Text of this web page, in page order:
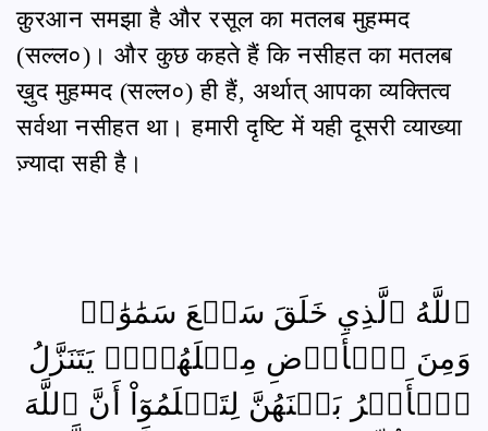
क़ुरआन समझा है और रसूल का मतलब मुहम्मद
(सल्ल०)। और कुछ कहते हैं कि नसीहत का मतलब
ख़ुद मुहम्मद (सल्ल०) ही हैं, अर्थात् आपका व्यक्तित्व
सर्वथा नसीहत था। हमारी दृष्टि में यही दूसरी व्याख्या
ज़्यादा सही है।
ٱللَّهُ ٱلَّذِي خَلَقَ سَبۡعَ سَمَٰوَٰتٖ
وَمِنَ ٱلۡأَرۡضِ مِثۡلَهُنَّۖ يَتَنَزَّلُ
ٱلۡأَمۡرُ بَيۡنَهُنَّ لِتَعۡلَمُوٓاْ أَنَّ ٱللَّهَ